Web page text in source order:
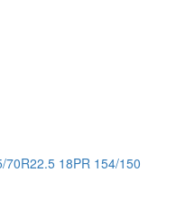
70R22.5 18PR 154/150